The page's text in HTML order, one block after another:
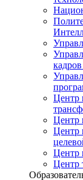
Центр
Центр
Центр
Центр
Центр